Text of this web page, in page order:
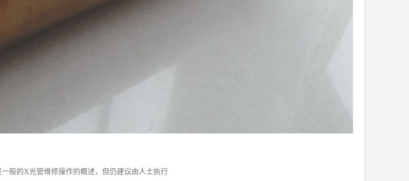
般的X光管维修操作的概述，但仍建议由人士执行